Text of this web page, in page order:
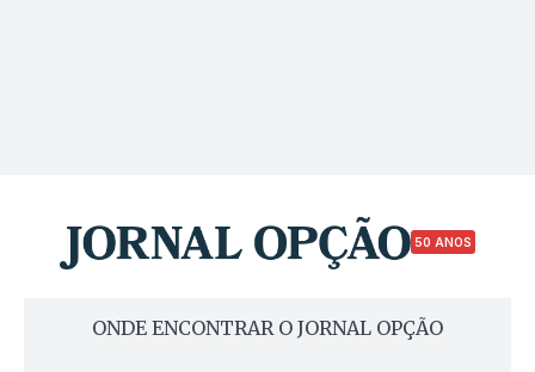
50 ANOS
ONDE ENCONTRAR O JORNAL OPÇÃO